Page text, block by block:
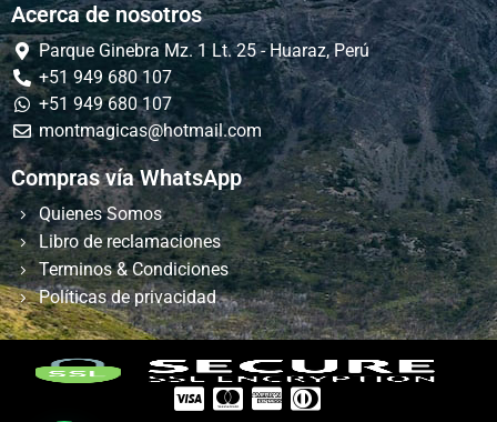
Acerca de nosotros
Parque Ginebra Mz. 1 Lt. 25 - Huaraz, Perú
+51 949 680 107
+51 949 680 107
montmagicas@hotmail.com
Compras vía WhatsApp
Quienes Somos
Libro de reclamaciones
Terminos & Condiciones
Políticas de privacidad